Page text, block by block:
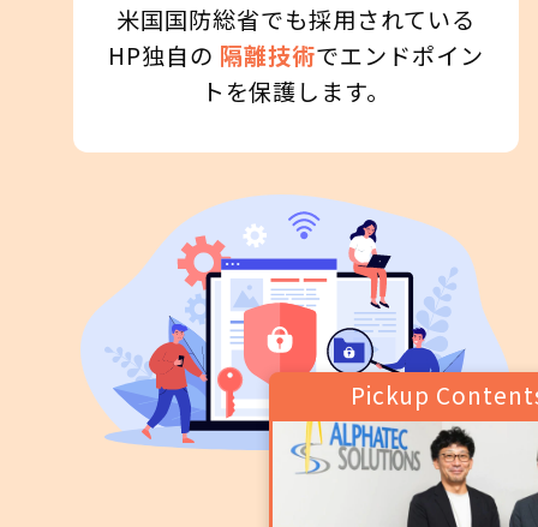
米国国防総省でも採用されている
HP独自の 隔離技術でエンドポイン
トを保護します。
Pickup